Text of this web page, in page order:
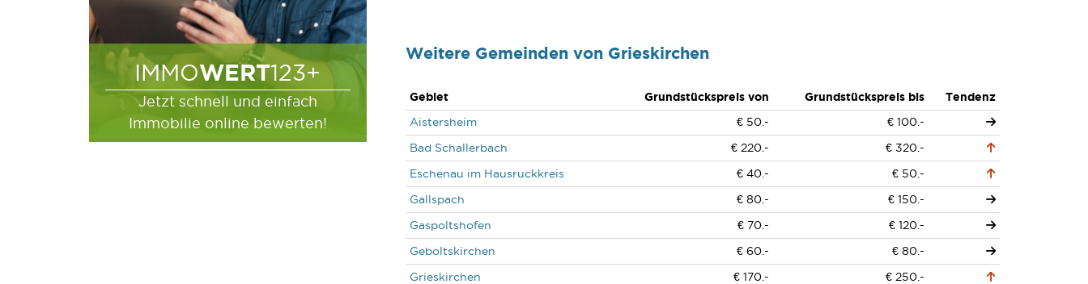
IMMOWERT123+
Jetzt schnell und einfach
Immobilie online bewerten!
Weitere Gemeinden von Grieskirchen
Gebiet Grundstückspreis von Grundstückspreis bis
Tendenz
Aistersheim
€ 50.-
€ 100.-
Bad Schallerbach
€ 220.-
€ 320.-
Eschenau im Hausruckkreis
€ 40.-
€ 50.-
Gallspach
€ 80.-
€ 150.-
Gaspoltshofen
€ 70.-
€ 120.-
Geboltskirchen
€ 60.-
€ 80.-
Grieskirchen
€ 170.-
€ 250.-